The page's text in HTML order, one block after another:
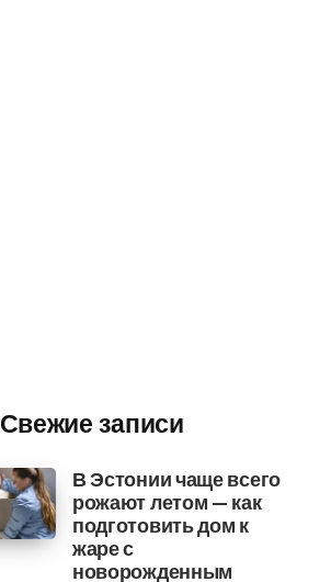
Свежие записи
В Эстонии чаще всего
рожают летом — как
подготовить дом к
жаре с
новорожденным